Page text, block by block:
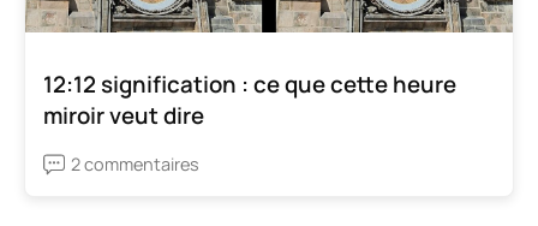
12:12 signification : ce que cette heure
miroir veut dire
2 commentaires